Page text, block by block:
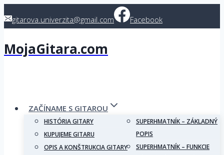
togitarova.univerzita@gmail.com Facebook
MojaGitara.com
ZAČÍNAME S GITAROU
HISTÓRIA GITARY
KUPUJEME GITARU
OPIS A KONŠTRUKCIA GITARY
SUPERHMATNÍK – ZÁKLADNÝ
POPIS
SUPERHMATNÍK – FUNKCIE